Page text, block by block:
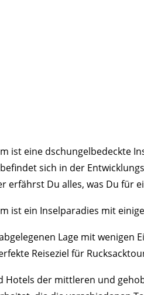
ist eine dschungelbedeckte
sich in der
erfährst Du alles, was Du für
ist ein Inselparadies mit
Lage mit wenigen
Reiseziel für
Hotels der mittleren und